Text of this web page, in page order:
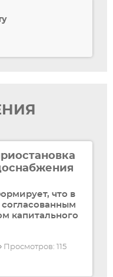
что в
согласованным
капитального
Просмотров: 115